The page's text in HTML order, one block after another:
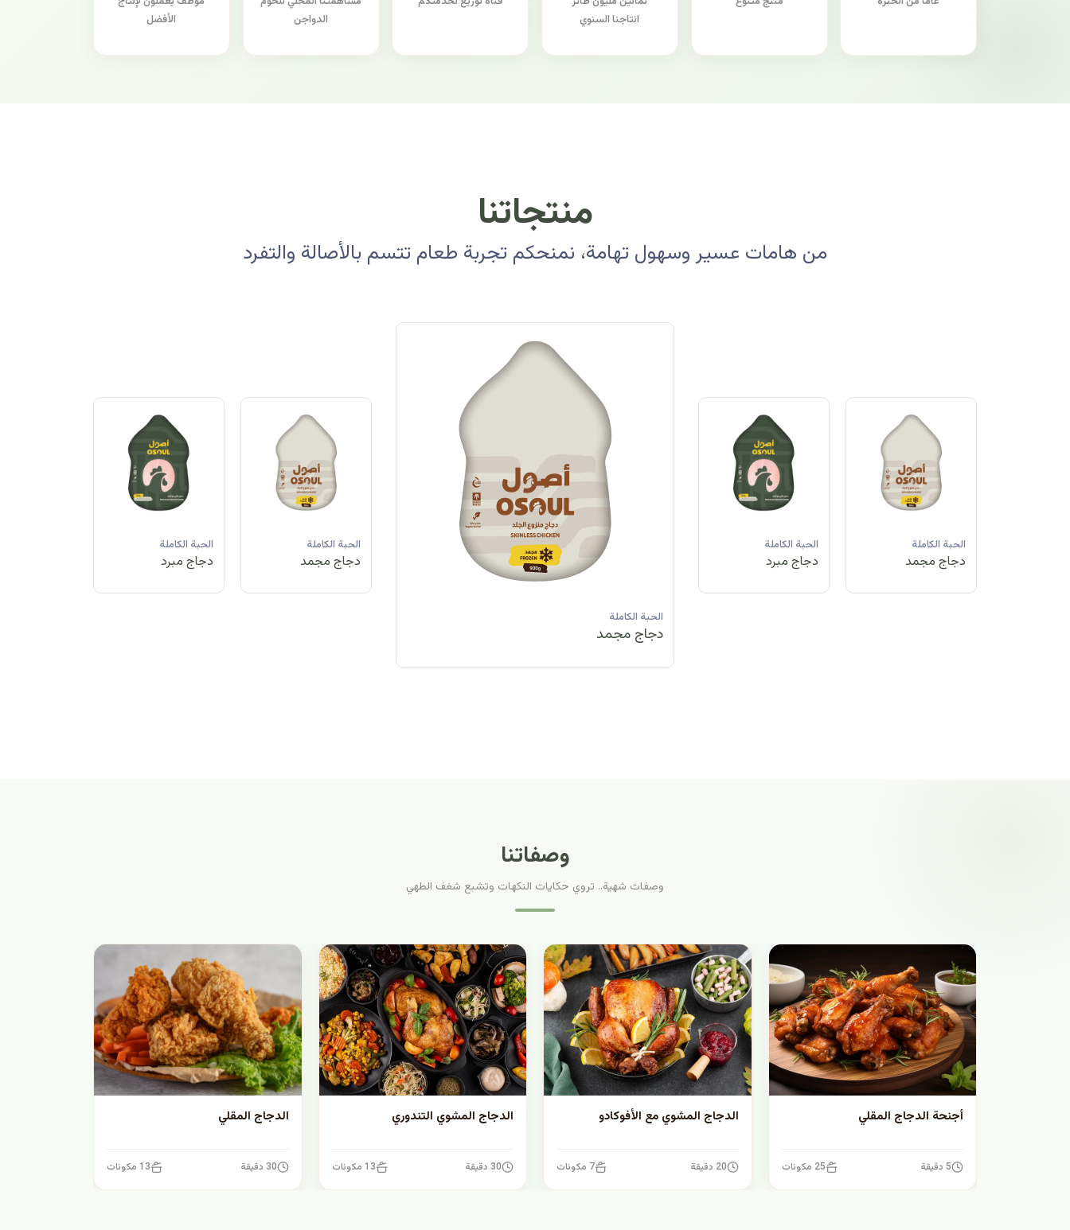
انتاجنا السنوي
الدواجن
الأفضل
منتجاتنا
من هامات عسير وسهول تهامة، نمنحكم تجربة طعام تتسم بالأصالة والتفرد
الحبة الكاملة
دجاج مبرد
الحبة الكاملة
دجاج مجمد
الحبة الكاملة
دجاج مبرد
الحبة الكاملة
دجاج مجمد
الحبة الكاملة الحبة الكاملة
دجاج مجمد
الحبة الكاملة
دجاج مبرد
الحبة الكاملة
دجاج مجمد
وصفاتنا
وصفات شهية.. تروي حكايات النكهات وتشبع شغف الطهي
أجنحة الدجاج المقلي
5 دقيقة 25 مكونات
الدجاج المشوي مع الأفوكادو
20 دقيقة 7 مكونات
الدجاج المشوي التندوري
30 دقيقة 13 مكونات
الدجاج المقلي
30 دقيقة 13 مكونات